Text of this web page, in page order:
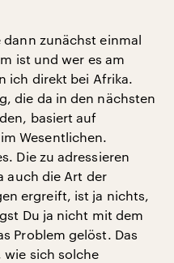
dann zunächst einmal
ist und wer es am
ich direkt bei Afrika.
die da in den nächsten
basiert auf
Wesentlichen.
Die zu adressieren
auch die Art der
ergreift, ist ja nichts,
Du ja nicht mit dem
Problem gelöst. Das
wie sich solche